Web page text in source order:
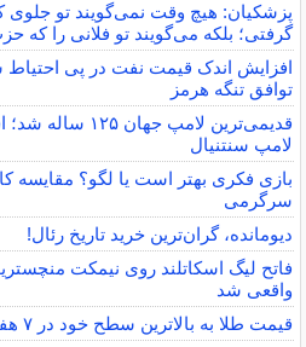
پزشکیان: هیچ وقت نمی‌گویند تو
گرفتی؛ بلکه می‌گویند تو فلانی را که
افزایش اندک قیمت نفت در پی احتیاط
توافق تنگه هرمز
قدیمی‌ترین لامپ
لامپ سنتنیال
بازی فکری بهتر است یا لگو؟ مقایسه
سرگرمی
دیومانده، گران‌ترین خرید تاریخ رئال!
فاتح لیگ اسکاتلند روی نیمکت
واقعی شد
قیمت طلا به بالاترین سطح خود در ۷ هفته اخیر رسید،